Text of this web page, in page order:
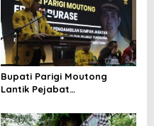
Bupati Parigi Moutong
Lantik Pejabat
Sekolah dan Pejabat